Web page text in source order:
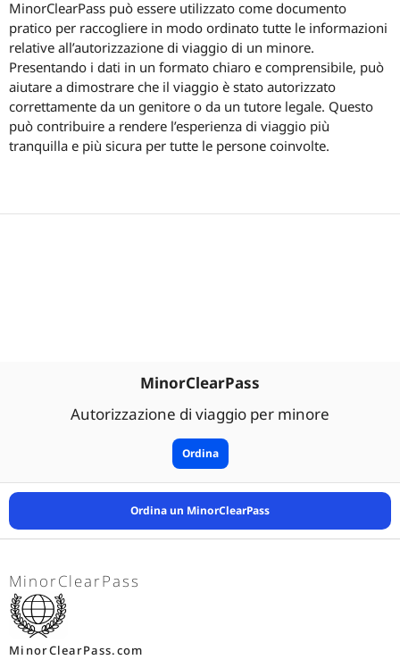
MinorClearPass può essere utilizzato come documento
pratico per raccogliere in modo ordinato tutte le informazioni
relative all’autorizzazione di viaggio di un minore.
Presentando i dati in un formato chiaro e comprensibile, può
aiutare a dimostrare che il viaggio è stato autorizzato
correttamente da un genitore o da un tutore legale. Questo
può contribuire a rendere l’esperienza di viaggio più
tranquilla e più sicura per tutte le persone coinvolte.
MinorClearPass
Autorizzazione di viaggio per minore
Ordina
Ordina un MinorClearPass
MinorClearPass
MinorClearPass.com